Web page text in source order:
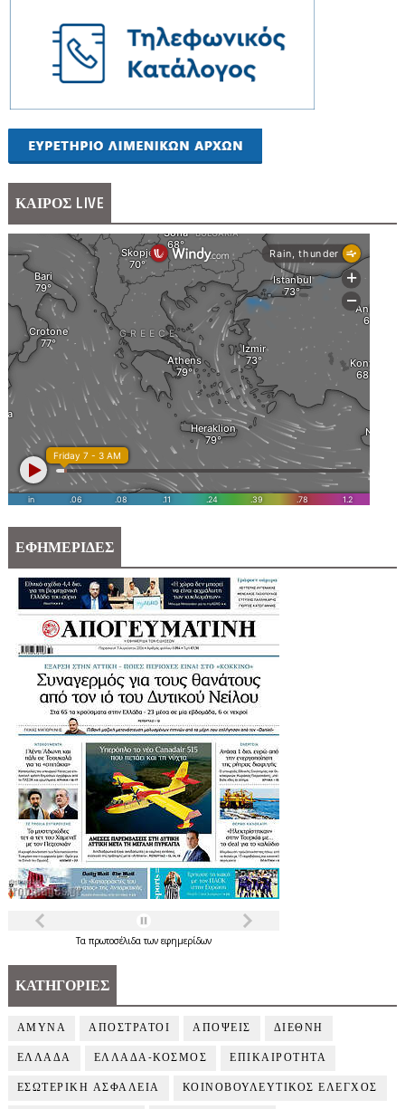
ΚΑΙΡΟΣ LIVE
ΕΦΗΜΕΡΙΔΕΣ
Τα πρωτοσέλιδατων εφημερίδων
ΚΑΤΗΓΟΡΙΕΣ
ΑΜΥΝΑ ΑΠΟΣΤΡΑΤΟΙ ΑΠΟΨΕΙΣ ΔΙΕΘΝΗ
ΕΛΛΑΔΑ ΕΛΛΑΔΑ-ΚΟΣΜΟΣ ΕΠΙΚΑΙΡΟΤΗΤΑ
ΕΣΩΤΕΡΙΚΗ ΑΣΦΑΛΕΙΑ ΚΟΙΝΟΒΟΥΛΕΥΤΙΚΟΣ ΕΛΕΓΧΟΣ